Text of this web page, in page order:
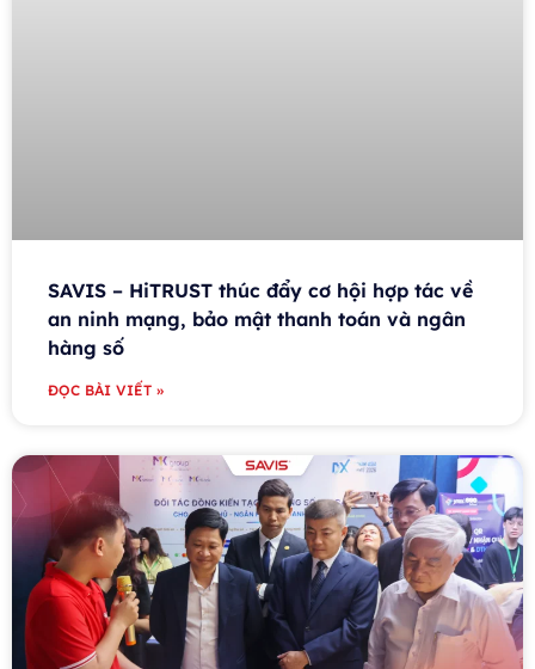
SAVIS – HiTRUST thúc đẩy cơ hội hợp tác về
an ninh mạng, bảo mật thanh toán và ngân
hàng số
ĐỌC BÀI VIẾT »